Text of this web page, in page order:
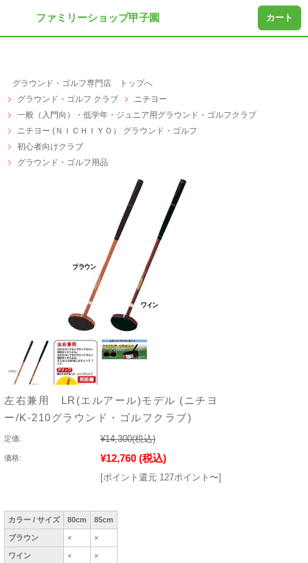
グラウンド・ゴルフ専門店 トップへ
グラウンド・ゴルフ クラブ
ニチヨー
一般（入門向）・低学年・ジュニア用グラウンド・ゴルフクラブ
ニチヨー (ＮＩＣＨＩＹＯ） グラウンド・ゴルフ
初心者向けクラブ
グラウンド・ゴルフ用品
左右兼用 LR(エルアール)モデル (ニチヨ
ー/K-210グラウンド・ゴルフクラブ)
定価: ¥14,300(税込)
価格: ¥12,760 (税込)
[ポイント還元 127ポイント〜]
カラー / サイズ 80cm 85cm
ブラウン × ×
ワイン × ×
ファミリーショップ甲子園 カート